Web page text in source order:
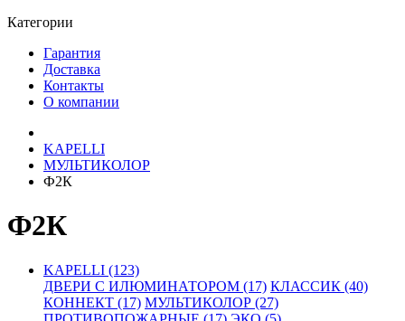
Категории
Гарантия
Доставка
Контакты
О компании
KAPELLI
МУЛЬТИКОЛОР
Ф2К
Ф2К
KAPELLI (123)
ДВЕРИ С ИЛЮМИНАТОРОМ (17) КЛАССИК (40)
КОННЕКТ (17) МУЛЬТИКОЛОР (27)